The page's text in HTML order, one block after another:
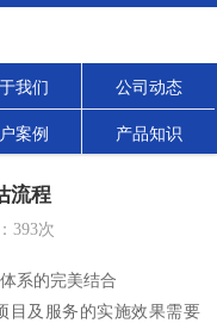
我们 公司动态
案例 产品知识
流程
393次
系的完美结合
目及服务的实施效果需要